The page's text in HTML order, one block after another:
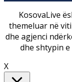
KosovaLive
themeluar në
dhe agjenci
dhe shtypin
X